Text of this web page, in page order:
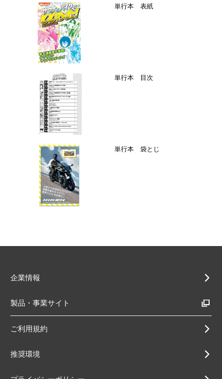
単行本 表紙
単行本 目次
単行本 袋とじ
企業情報
製品・事業サイト
ご利用規約
推奨環境